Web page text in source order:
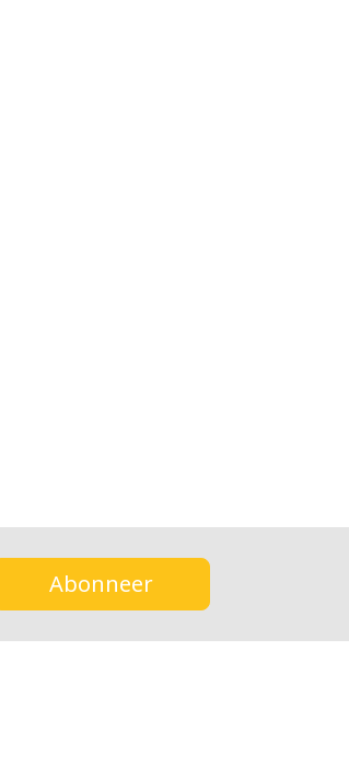
Abonneer